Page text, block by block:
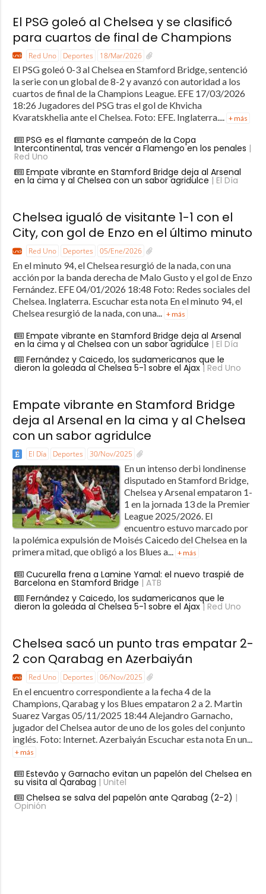
El PSG goleó al Chelsea y se clasificó
para cuartos de final de Champions
Red Uno Deportes 18/Mar/2026
El PSG goleó 0-3 al Chelsea en Stamford Bridge, sentenció
la serie con un global de 8-2 y avanzó con autoridad a los
cuartos de final de la Champions League. EFE 17/03/2026
18:26 Jugadores del PSG tras el gol de Khvicha
Kvaratskhelia ante el Chelsea. Foto: EFE. Inglaterra.... + más
PSG es el flamante campeón de la Copa
Intercontinental, tras vencer a Flamengo en los penales |
Red Uno
Empate vibrante en Stamford Bridge deja al Arsenal
en la cima y al Chelsea con un sabor agridulce | El Día
Chelsea igualó de visitante 1-1 con el
City, con gol de Enzo en el último minuto
Red Uno Deportes 05/Ene/2026
En el minuto 94, el Chelsea resurgió de la nada, con una
acción por la banda derecha de Malo Gusto y el gol de Enzo
Fernández. EFE 04/01/2026 18:48 Foto: Redes sociales del
Chelsea. Inglaterra. Escuchar esta nota En el minuto 94, el
Chelsea resurgió de la nada, con una... + más
Empate vibrante en Stamford Bridge deja al Arsenal
en la cima y al Chelsea con un sabor agridulce | El Día
Fernández y Caicedo, los sudamericanos que le
dieron la goleada al Chelsea 5-1 sobre el Ajax| Red Uno
Empate vibrante en Stamford Bridge
deja al Arsenal en la cima y al Chelsea
con un sabor agridulce
El Día Deportes 30/Nov/2025
En un intenso derbi londinense
disputado en Stamford Bridge,
Chelsea y Arsenal empataron 1-
1 en la jornada 13 de la Premier
League 2025/2026. El
encuentro estuvo marcado por
la polémica expulsión de Moisés Caicedo del Chelsea en la
primera mitad, que obligó a los Blues a... + más
Cucurella frena a Lamine Yamal: el nuevo traspié de
Barcelona en Stamford Bridge | ATB
Fernández y Caicedo, los sudamericanos que le
dieron la goleada al Chelsea 5-1 sobre el Ajax| Red Uno
Chelsea sacó un punto tras empatar 2-
2 con Qarabag en Azerbaiyán
Red Uno Deportes 06/Nov/2025
En el encuentro correspondiente a la fecha 4 de la
Champions, Qarabag y los Blues empataron 2 a 2. Martin
Suarez Vargas 05/11/2025 18:44 Alejandro Garnacho,
jugador del Chelsea autor de uno de los goles del conjunto
inglés. Foto: Internet. Azerbaiyán Escuchar esta nota En un...
+ más
Estevão y Garnacho evitan un papelón del Chelsea en
su visita al Qarabag | Unitel
Chelsea se salva del papelón ante Qarabag (2-2) |
Opinión